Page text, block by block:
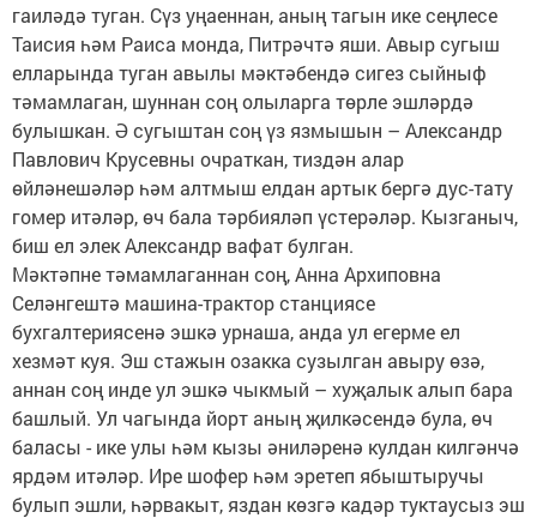
гаиләдә туган. Сүз уңаеннан, аның тагын ике сеңлесе
Таисия һәм Раиса монда, Питрәчтә яши. Авыр сугыш
елларында туган авылы мәктәбендә сигез сыйныф
тәмамлаган, шуннан соң олыларга төрле эшләрдә
булышкан. Ә сугыштан соң үз язмышын – Александр
Павлович Крусевны очраткан, тиздән алар
өйләнешәләр һәм алтмыш елдан артык бергә дус-тату
гомер итәләр, өч бала тәрбияләп үстерәләр. Кызганыч,
биш ел элек Александр вафат булган.
Мәктәпне тәмамлаганнан соң, Анна Архиповна
Селәнгештә машина-трактор станциясе
бухгалтериясенә эшкә урнаша, анда ул егерме ел
хезмәт куя. Эш стажын озакка сузылган авыру өзә,
аннан соң инде ул эшкә чыкмый – хуҗалык алып бара
башлый. Ул чагында йорт аның җилкәсендә була, өч
баласы - ике улы һәм кызы әниләренә кулдан килгәнчә
ярдәм итәләр. Ире шофер һәм эретеп ябыштыручы
булып эшли, һәрвакыт, яздан көзгә кадәр туктаусыз эш